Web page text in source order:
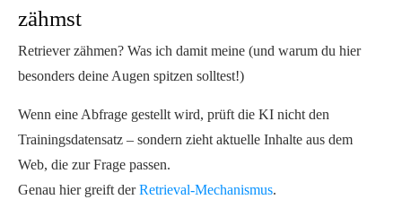
zähmst
Retriever zähmen? Was ich damit meine (und warum du hier
besonders deine Augen spitzen solltest!)
Wenn eine Abfrage gestellt wird, prüft die KI nicht den
Trainingsdatensatz – sondern zieht aktuelle Inhalte aus dem
Web, die zur Frage passen.
Genau hier greift derRetrieval-Mechanismus.